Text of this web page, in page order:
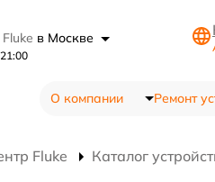
в Москве
О компании Ремонт
Fluke Каталог